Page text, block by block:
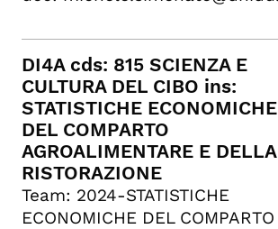
DI4A cds: 815 SCIENZA E
CULTURA DEL CIBO ins:
STATISTICHE ECONOMICHE
DEL COMPARTO
AGROALIMENTARE E DELLA
RISTORAZIONE
Team: 2024-STATISTICHE
ECONOMICHE DEL COMPARTO